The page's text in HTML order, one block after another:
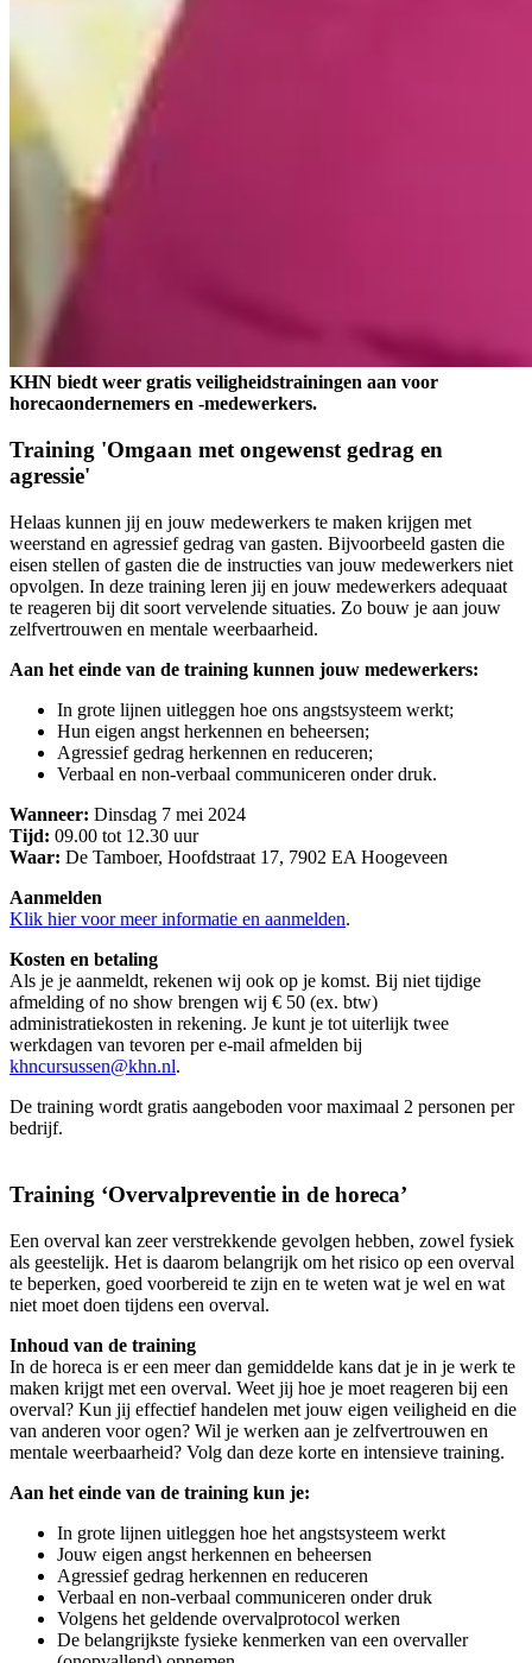
KHN biedt weer gratis veiligheidstrainingen aan voor
horecaondernemers en -medewerkers.
Training 'Omgaan met ongewenst gedrag en
agressie'
Helaas kunnen jij en jouw medewerkers te maken krijgen met
weerstand en agressief gedrag van gasten. Bijvoorbeeld gasten die
eisen stellen of gasten die de instructies van jouw medewerkers niet
opvolgen. In deze training leren jij en jouw medewerkers adequaat
te reageren bij dit soort vervelende situaties. Zo bouw je aan jouw
zelfvertrouwen en mentale weerbaarheid.
Aan het einde van de training kunnen jouw medewerkers:
In grote lijnen uitleggen hoe ons angstsysteem werkt;
Hun eigen angst herkennen en beheersen;
Agressief gedrag herkennen en reduceren;
Verbaal en non-verbaal communiceren onder druk.
Wanneer: Dinsdag 7 mei 2024
Tijd: 09.00 tot 12.30 uur
Waar: De Tamboer, Hoofdstraat 17, 7902 EA Hoogeveen
Aanmelden
Klik hier voor meer informatie en aanmelden.
Kosten en betaling
Als je je aanmeldt, rekenen wij ook op je komst. Bij niet tijdige
afmelding of no show brengen wij € 50 (ex. btw)
administratiekosten in rekening. Je kunt je tot uiterlijk twee
werkdagen van tevoren per e-mail afmelden bij
khncursussen@khn.nl.
De training wordt gratis aangeboden voor maximaal 2 personen per
bedrijf.
Training ‘Overvalpreventie in de horeca’
Een overval kan zeer verstrekkende gevolgen hebben, zowel fysiek
als geestelijk. Het is daarom belangrijk om het risico op een overval
te beperken, goed voorbereid te zijn en te weten wat je wel en wat
niet moet doen tijdens een overval.
Inhoud van de training
In de horeca is er een meer dan gemiddelde kans dat je in je werk te
maken krijgt met een overval. Weet jij hoe je moet reageren bij een
overval? Kun jij effectief handelen met jouw eigen veiligheid en die
van anderen voor ogen? Wil je werken aan je zelfvertrouwen en
mentale weerbaarheid? Volg dan deze korte en intensieve training.
Aan het einde van de training kun je:
In grote lijnen uitleggen hoe het angstsysteem werkt
Jouw eigen angst herkennen en beheersen
Agressief gedrag herkennen en reduceren
Verbaal en non-verbaal communiceren onder druk
Volgens het geldende overvalprotocol werken
De belangrijkste fysieke kenmerken van een overvaller